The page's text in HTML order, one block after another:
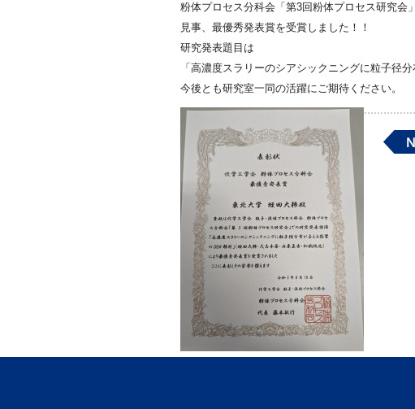
粉体プロセス分科会「第3回粉体プロセス研究会
見事、最優秀発表賞を受賞しました！！
研究発表題目は
「高濃度スラリーのシアシックニングに粒子径
今後とも研究室一同の活躍にご期待ください。